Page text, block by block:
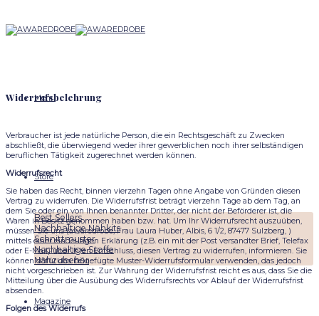
content
Menu
Store
Best Sellers
Nachhaltige Nähkits
Schnittmuster
Nachhaltige Stoffe
Nähzubehör
Magazine
Widerrufsbelehrung
Verbraucher ist jede natürliche Person, die ein Rechtsgeschäft zu Zwecken
abschließt, die überwiegend weder ihrer gewerblichen noch ihrer selbständigen
beruflichen Tätigkeit zugerechnet werden können.
Widerrufsrecht
Sie haben das Recht, binnen vierzehn Tagen ohne Angabe von Gründen diesen
Vertrag zu widerrufen. Die Widerrufsfrist beträgt vierzehn Tage ab dem Tag, an
dem Sie oder ein von Ihnen benannter Dritter, der nicht der Beförderer ist, die
Waren in Besitz genommen haben bzw. hat. Um Ihr Widerrufsrecht auszuüben,
müssen Sie uns (awaredrobe, Frau Laura Huber, Albis, 6 1/2, 87477 Sulzberg, )
mittels einer eindeutigen Erklärung (z.B. ein mit der Post versandter Brief, Telefax
oder E-Mail) über Ihren Entschluss, diesen Vertrag zu widerrufen, informieren. Sie
können dafür das beigefügte Muster-Widerrufsformular verwenden, das jedoch
nicht vorgeschrieben ist. Zur Wahrung der Widerrufsfrist reicht es aus, dass Sie die
Mitteilung über die Ausübung des Widerrufsrechts vor Ablauf der Widerrufsfrist
absenden.
Folgen des Widerrufs